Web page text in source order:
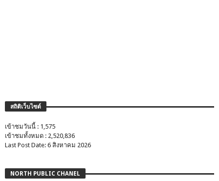
สถิติเว็บไซต์
เข้าชมวันนี้ : 1,575
เข้าชมทั้งหมด : 2,520,836
Last Post Date: 6 สิงหาคม 2026
NORTH PUBLIC CHANEL